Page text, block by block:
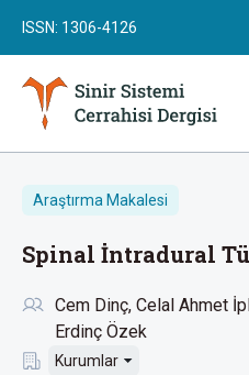
ISSN: 1306-4126
Araştırma Makalesi
Spinal İntradural
Cem Dinç Celal Ahmet
Erdinç Özek
Kurumlar